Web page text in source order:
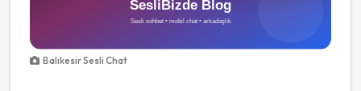
Balıkesir Sesli Chat